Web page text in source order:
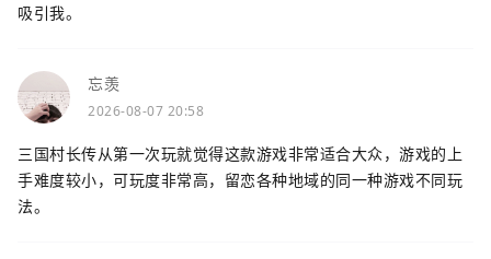
吸引我。
忘羡
2026-08-07 20:58
三国村长传从第一次玩就觉得这款游戏非常适合大众，游戏的上
手难度较小，可玩度非常高，留恋各种地域的同一种游戏不同玩
法。